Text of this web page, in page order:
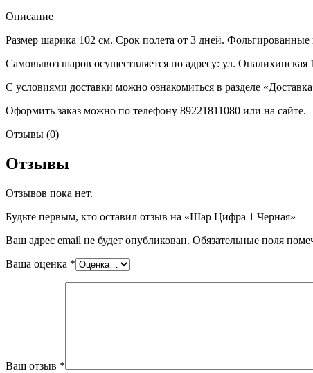
Описание
Размер шарика 102 см. Срок полета от 3 дней.
Самовывоз шаров осуществляется по адресу: ул.
С условиями доставки можно ознакомиться в разделе
Оформить заказ можно по телефону 89221811080 или на сайте.
Отзывы (0)
Отзывы
Отзывов пока нет.
Будьте первым, кто оставил отзыв на «Шар Цифра 1 Черная»
Ваш адрес email не будет опубликован. Обязательные поля
Ваша оценка *
Ваш отзыв *